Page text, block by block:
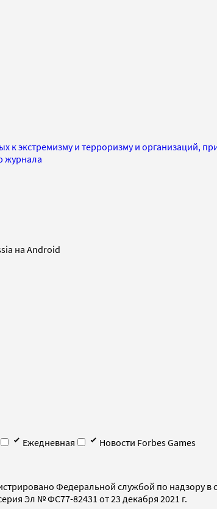
к экстремизму и терроризму и организаций,
журнала
на Android
Ежедневная
Новости Forbes Games
Федеральной службой по надзору
Эл № ФС77-82431 от 23 декабря 2021 г.